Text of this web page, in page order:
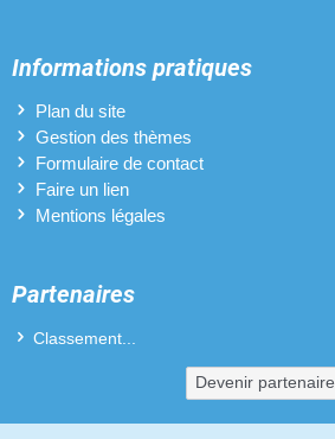
Informations pratiques
Plan du site
Gestion des thèmes
Formulaire de contact
Faire un lien
Mentions légales
Partenaires
Classement...
Devenir partenaire